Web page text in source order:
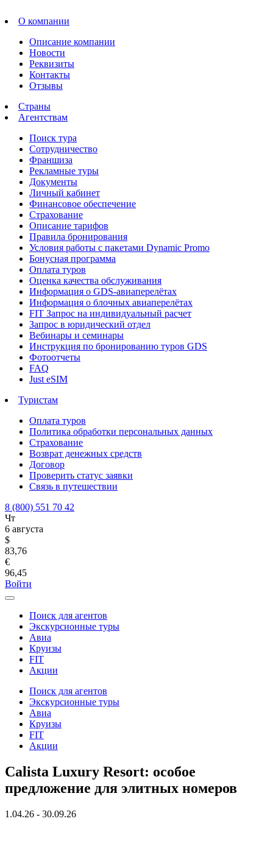
О компании
Описание компании
Новости
Реквизиты
Контакты
Отзывы
Страны
Агентствам
Поиск тура
Сотрудничество
Франшиза
Рекламные туры
Документы
Личный кабинет
Финансовое обеспечение
Страхование
Описание тарифов
Правила бронирования
Условия работы с пакетами Dynamic Promo
Бонусная программа
Оплата туров
Оценка качества обслуживания
Информация о GDS-авиаперелётах
Информация о блочных авиаперелётах
FIT Запрос на индивидуальный расчет
Запрос в юридический отдел
Вебинары и семинары
Инструкция по бронированию туров GDS
Фотоотчеты
FAQ
Just eSIM
Туристам
Оплата туров
Политика обработки персональных данных
Страхование
Возврат денежных средств
Договор
Проверить статус заявки
Связь в путешествии
8 (800) 551 70 42
Чт
6 августа
$
83,76
€
96,45
Войти
Поиск для агентов
Экскурсионные туры
Авиа
Круизы
FIT
Акции
Поиск для агентов
Экскурсионные туры
Авиа
Круизы
FIT
Акции
Calista Luxury Resort: особое
предложение для элитных номеров
1.04.26 - 30.09.26